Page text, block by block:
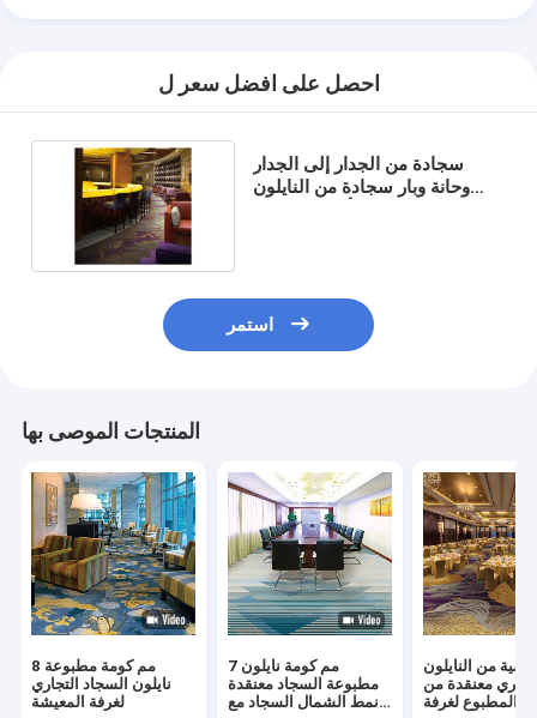
احصل على افضل سعر ل
سجادة من الجدار إلى الجدار
وحانة وبار سجادة من النايلون
استمر
المنتجات الموصى بها
8 مم كومة مطبوعة
نايلون السجاد التجاري
لغرفة المعيشة
7 مم كومة نايلون
مطبوعة السجاد معنقدة
نمط الشمال السجاد مع
من النايلون
معنقدة من
المطبوع لغرفة